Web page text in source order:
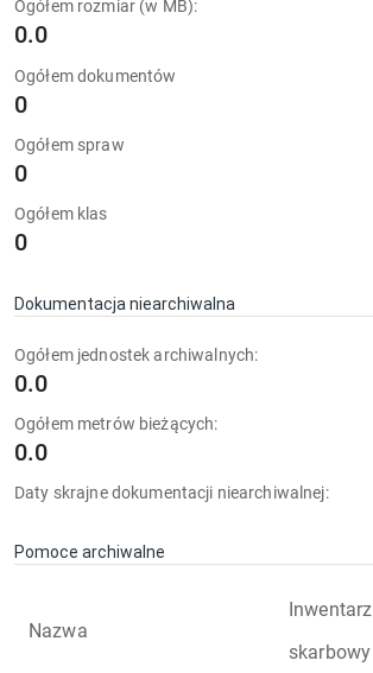
Ogółem rozmiar (w MB):
0.0
Ogółem dokumentów
0
Ogółem spraw
0
Ogółem klas
0
Dokumentacja niearchiwalna
Ogółem jednostek archiwalnych:
0.0
Ogółem metrów bieżących:
0.0
Daty skrajne dokumentacji niearchiwalnej:
Pomoce archiwalne
Nazwa
Inwentarz
skarbowy